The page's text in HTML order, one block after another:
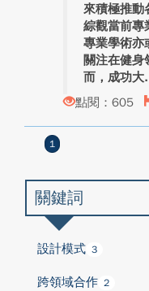
來積極推動
綜觀當前專
專業學術亦
關注在健身
而，成功大
點閱：605
1
關鍵詞
設計模式 3
跨領域合作 2